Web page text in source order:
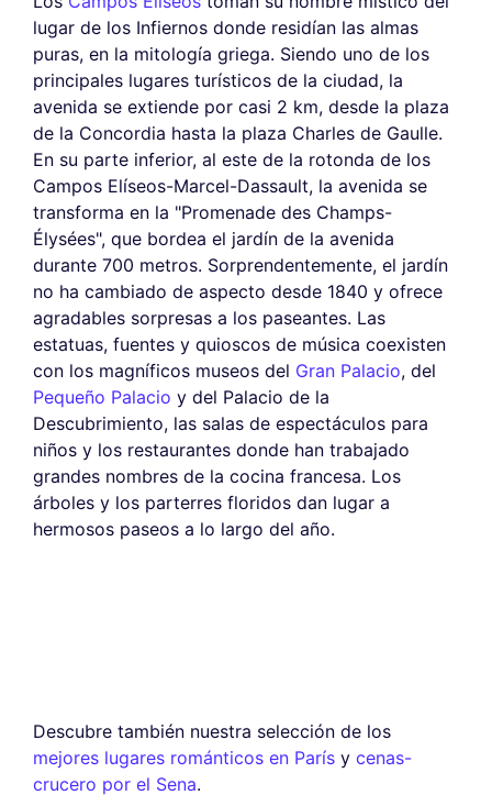
lugar de los Infiernos donde residían las almas
puras, en la mitología griega. Siendo uno de los
principales lugares turísticos de la ciudad, la
avenida se extiende por casi 2 km, desde la plaza
de la Concordia hasta la plaza Charles de Gaulle.
En su parte inferior, al este de la rotonda de los
Campos Elíseos-Marcel-Dassault, la avenida se
transforma en la "Promenade des Champs-
Élysées", que bordea el jardín de la avenida
durante 700 metros. Sorprendentemente, el jardín
no ha cambiado de aspecto desde 1840 y ofrece
agradables sorpresas a los paseantes. Las
estatuas, fuentes y quioscos de música coexisten
con los magníficos museos del Gran Palacio, del
Pequeño Palacio y del Palacio de la
Descubrimiento, las salas de espectáculos para
niños y los restaurantes donde han trabajado
grandes nombres de la cocina francesa. Los
árboles y los parterres floridos dan lugar a
hermosos paseos a lo largo del año.
Descubre también nuestra selección de los
mejores lugares románticos en París y cenas-
crucero por el Sena.